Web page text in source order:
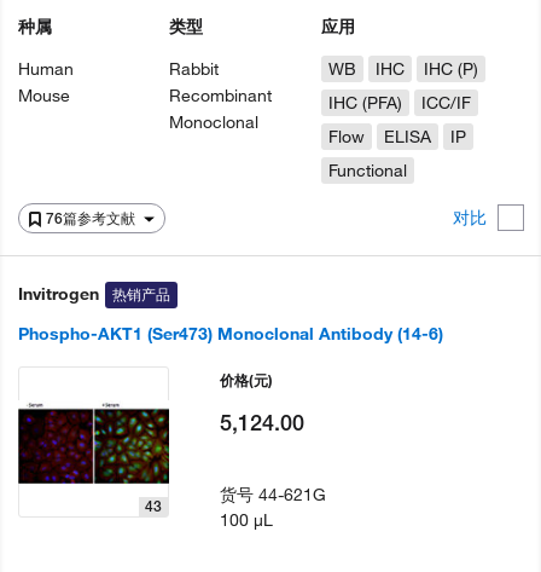
76篇参考文献 对比
种属
Human
Mouse
类型
Rabbit
Recombinant
Monoclonal
应用
WB
IHC
IHC (P)
IHC (PFA)
ICC/IF
Flow
ELISA
IP
Functional
Invitrogen 热销产品
Phospho-AKT1 (Ser473) Monoclonal Antibody (14-6)
43
价格(元)
5,124.00
货号44-621G
100 µL